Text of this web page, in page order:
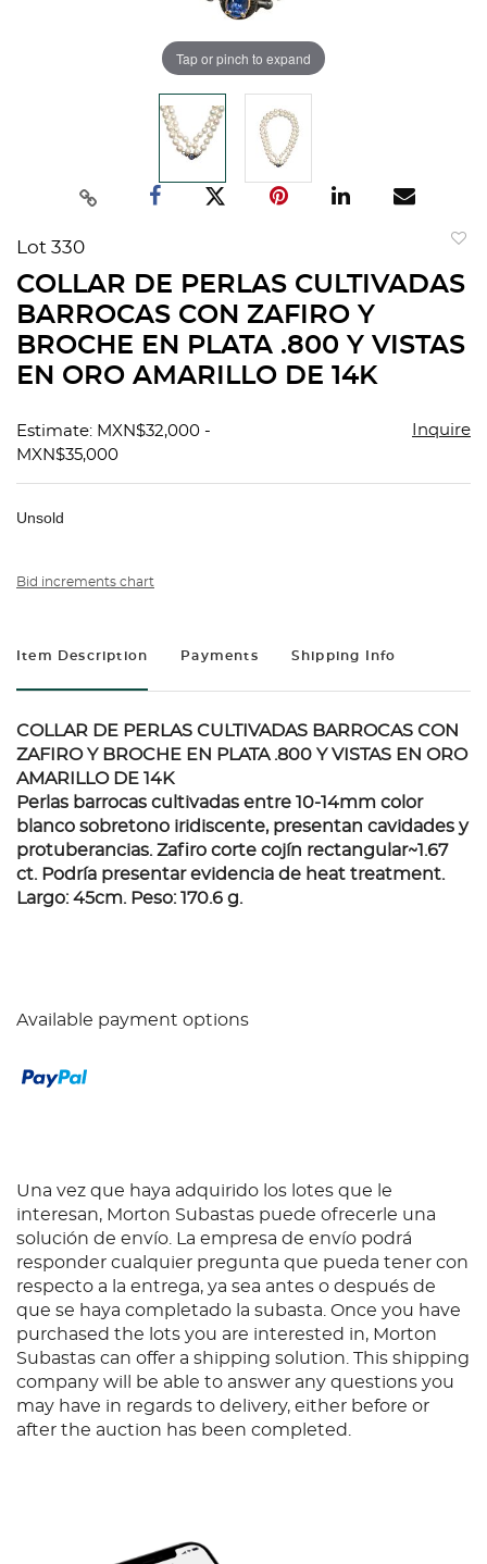
Tap or pinch to expand
Lot 330
COLLAR DE PERLAS CULTIVADAS
BARROCAS CON ZAFIRO Y
BROCHE EN PLATA .800 Y VISTAS
EN ORO AMARILLO DE 14K
Estimate: MXN$32,000 -
MXN$35,000
Inquire
Unsold
Bid increments chart
Item Description Payments Shipping Info
COLLAR DE PERLAS CULTIVADAS BARROCAS CON
ZAFIRO Y BROCHE EN PLATA .800 Y VISTAS EN ORO
AMARILLO DE 14K
Perlas barrocas cultivadas entre 10-14mm color
blanco sobretono iridiscente, presentan cavidades y
protuberancias. Zafiro corte cojín rectangular~1.67
ct. Podría presentar evidencia de heat treatment.
Largo: 45cm. Peso: 170.6 g.
Available payment options
Una vez que haya adquirido los lotes que le
interesan, Morton Subastas puede ofrecerle una
solución de envío. La empresa de envío podrá
responder cualquier pregunta que pueda tener con
respecto a la entrega, ya sea antes o después de
que se haya completado la subasta. Once you have
purchased the lots you are interested in, Morton
Subastas can offer a shipping solution. This shipping
company will be able to answer any questions you
may have in regards to delivery, either before or
after the auction has been completed.